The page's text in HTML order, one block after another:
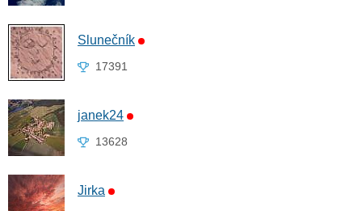
Slunečník
17391
janek24
13628
Jirka